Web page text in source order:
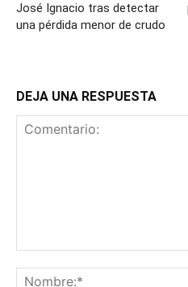
José Ignacio tras detectar
una pérdida menor de crudo
DEJA UNA RESPUESTA